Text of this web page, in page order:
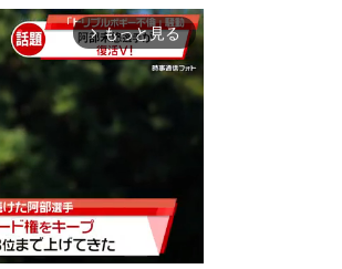
arrow_forward_ios もっと見る